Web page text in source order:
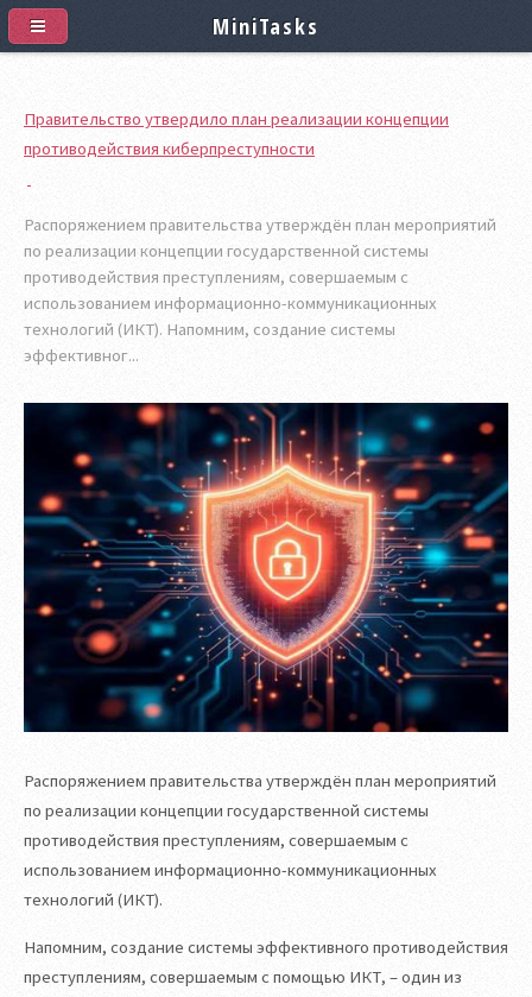
Правительство утвердило план реализации концепции
противодействия киберпреступности
Распоряжением правительства утверждён план мероприятий
по реализации концепции государственной системы
противодействия преступлениям, совершаемым с
использованием информационно-коммуникационных
технологий (ИКТ). Напомним, создание системы
эффективног...
Распоряжением правительства утверждён план мероприятий
по реализации концепции государственной системы
противодействия преступлениям, совершаемым с
использованием информационно-коммуникационных
технологий (ИКТ).
Напомним, создание системы эффективного противодействия
преступлениям, совершаемым с помощью ИКТ, – один из
MiniTasks